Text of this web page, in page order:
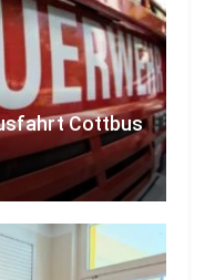
Cottbus